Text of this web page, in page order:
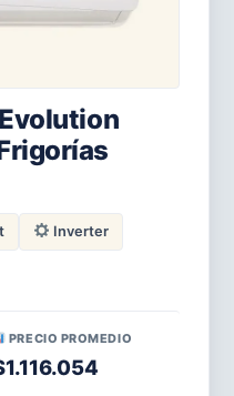
Inverter
PRECIO PROMEDIO